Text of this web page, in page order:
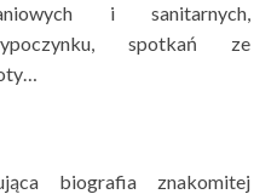
i sanitarnych,
spotkań ze
biografia znakomitej